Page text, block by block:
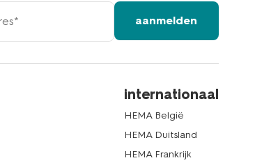
aanmelden
internationaal
HEMA België
HEMA Duitsland
HEMA Frankrijk